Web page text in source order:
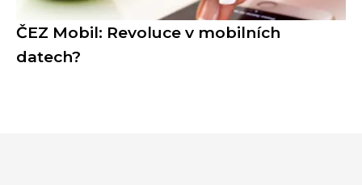
ČEZ Mobil: Revoluce v mobilních
datech?